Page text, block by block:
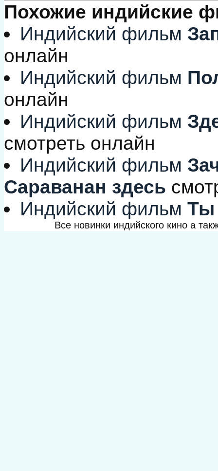
Похожие индийские
Индийский фильм
онлайн
Индийский фильм
онлайн
Индийский фильм
смотреть онлайн
Индийский фильм
Сараванан здесь
Индийский фильм Ты
Все новинки индийского кино а